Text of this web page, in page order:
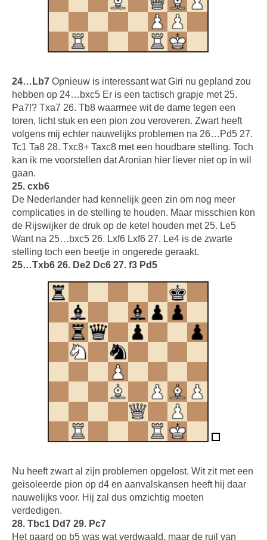
24…Lb7 Opnieuw is interessant wat Giri nu gepland zou
hebben op 24…bxc5 Er is een tactisch grapje met 25.
Pa7!? Txa7 26. Tb8 waarmee wit de dame tegen een
toren, licht stuk en een pion zou veroveren. Zwart heeft
volgens mij echter nauwelijks problemen na 26…Pd5 27.
Tc1 Ta8 28. Txc8+ Taxc8 met een houdbare stelling. Toch
kan ik me voorstellen dat Aronian hier liever niet op in wil
gaan.
25. cxb6
De Nederlander had kennelijk geen zin om nog meer
complicaties in de stelling te houden. Maar misschien kon
de Rijswijker de druk op de ketel houden met 25. Le5
Want na 25…bxc5 26. Lxf6 Lxf6 27. Le4 is de zwarte
stelling toch een beetje in ongerede geraakt.
25…Txb6 26. De2 Dc6 27. f3 Pd5
Nu heeft zwart al zijn problemen opgelost. Wit zit met een
geisoleerde pion op d4 en aanvalskansen heeft hij daar
nauwelijks voor. Hij zal dus omzichtig moeten
verdedigen.
28. Tbc1 Dd7 29. Pc7
Het paard op b5 was wat verdwaald, maar de ruil van